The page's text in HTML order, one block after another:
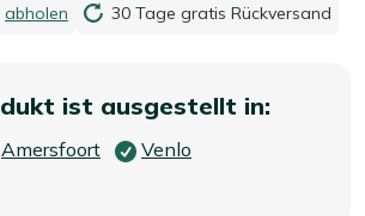
abholen 30 Tage gratis Rückversand
ist ausgestellt in:
Amersfoort
Venlo